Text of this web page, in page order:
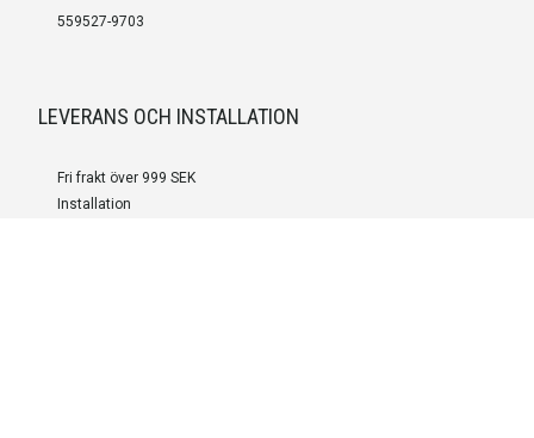
559527-9703
LEVERANS OCH INSTALLATION
Fri frakt över 999 SEK
Installation